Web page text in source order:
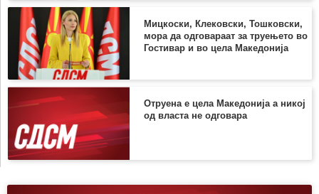
Мицкоски, Клековски, Тошковски,
мора да одговараат за труењето во
Гостивар и во цела Македонија
Отруена е цела Македонија а никој
од власта не одговара